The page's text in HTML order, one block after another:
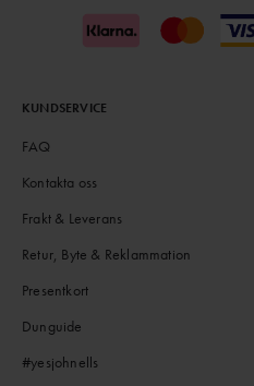
KUNDSERVICE
FAQ
Kontakta oss
Frakt & Leverans
Retur, Byte & Reklammation
Presentkort
Dunguide
#yesjohnells